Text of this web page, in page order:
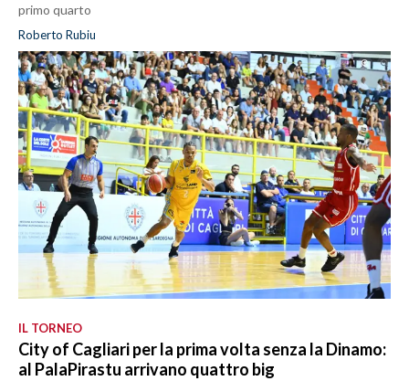
primo quarto
Roberto Rubiu
IL TORNEO
City of Cagliari per la prima volta senza la Dinamo:
al PalaPirastu arrivano quattro big